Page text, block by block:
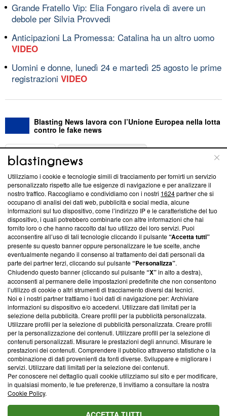
Grande Fratello Vip: Elia Fongaro rivela di avere un
debole per Silvia Provvedi
Anticipazioni La Promessa: Catalina ha un altro uomo
VIDEO
Uomini e donne, lunedì 24 e martedì 25 agosto le prime
registrazioni VIDEO
Blasting News lavora con l’Unione Europea nella lotta
contro le fake news
ABOUT
Questa sezione offre informazioni trasparenti su Blasting
News, sui nostri processi editoriali e su come ci impegniamo a
creare news di qualità. Inoltre, afferma la nostra aderenza a
‘Trust Project - News with Integrity’Blasting News non è
ancora membro del programma, ma ha richiesto di farne
parte; Trust Project non ha ancora effettuato una verifica di
conformità agli standard.
Su di noi
Team editoriale
Corporate
Redazione
Informativa Privacy
Cookie Policy
Blasting SA, IDI CHE-247.845.224, Via Carlo Frasca, 3 - 6900
Lugano (Svizzera) Tel:+39 0690258937
© 2026 Blasting News
Utilizziamo i cookie e tecnologie simili di tracciamento per fornirti un servizio
personalizzato rispetto alle tue esigenze di navigazione e per analizzare il
nostro traffico. Raccogliamo e condividiamo con i nostri 1624partner che si
occupano di analisi dei dati web, pubblicità e social media, alcune
informazioni sul tuo dispositivo, come l’indirizzo IP e le caratteristiche del tuo
dispositivo, i quali potrebbero combinarle con altre informazioni che hai
fornito loro o che hanno raccolto dal tuo utilizzo dei loro servizi. Puoi
acconsentire all’uso di tali tecnologie cliccando il pulsante“Accetta tutti”
presente su questo banner oppure personalizzare le tue scelte, anche
eventualmente negando il consenso al trattamento dei dati personali da
parte dei partner terzi, cliccando sul pulsante“Personalizza”.
Chiudendo questo banner (cliccando sul pulsante“X”in alto a destra),
acconsenti al permanere delle impostazioni predefinite che non consentono
l’utilizzo di cookie o altri strumenti di tracciamento diversi dai tecnici.
Noi e i nostri partner trattiamo i tuoi dati di navigazione per: Archiviare
informazioni su dispositivo e/o accedervi. Utilizzare dati limitati per la
selezione della pubblicità. Creare profili per la pubblicità personalizzata.
Utilizzare profili per la selezione di pubblicità personalizzata. Creare profili
per la personalizzazione dei contenuti. Utilizzare profili per la selezione di
contenuti personalizzati. Misurare le prestazioni degli annunci. Misurare le
prestazioni dei contenuti. Comprendere il pubblico attraverso statistiche o la
combinazione di dati provenienti da fonti diverse. Sviluppare e migliorare i
servizi. Utilizzare dati limitati per la selezione dei contenuti.
Per conoscere nel dettaglio quali cookie utilizziamo sul sito e per modificare,
in qualsiasi momento, le tue preferenze, ti invitiamo a consultare la nostra
Cookie Policy.